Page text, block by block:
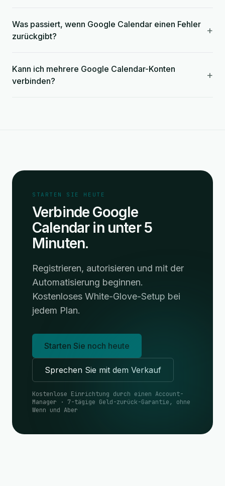
Was passiert, wenn Google Calendar einen Fehler
zurückgibt?
+
Kann ich mehrere Google Calendar-Konten
verbinden?
+
STARTEN SIE HEUTE
Verbinde Google
Calendar in unter 5
Minuten.
Registrieren, autorisieren und mit der
Automatisierung beginnen.
Kostenloses White-Glove-Setup bei
jedem Plan.
Starten Sie noch heute
Sprechen Sie mit dem Verkauf
Kostenlose Einrichtung durch einen Account-
Manager · 7-tägige Geld-zurück-Garantie, ohne
Wenn und Aber